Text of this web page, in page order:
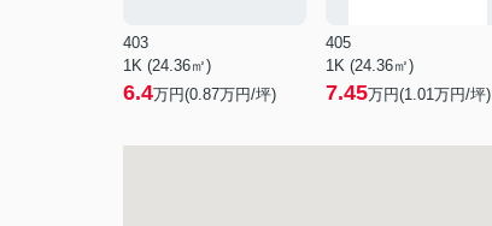
403
1K (24.36㎡)
6.4万円(0.87万円/坪)
405
1K (24.36㎡)
7.45万円(1.01万円/坪)